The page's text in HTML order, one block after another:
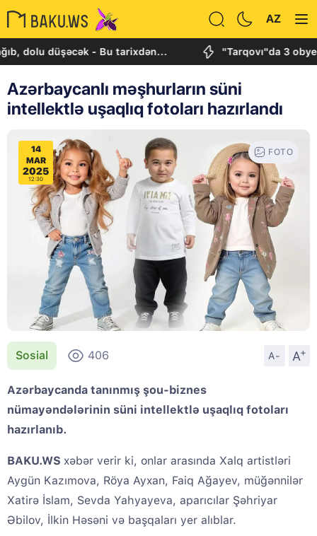
AZ
- Bu tarixdən... "Tarqovı"da 3 obyektdə və
Azərbaycanlı məşhurların süni
intellektlə uşaqlıq fotoları hazırlandı
14
MAR
2025
12:30
FOTO
Sosial 406 A- A
+
Azərbaycanda tanınmış şou-biznes
nümayəndələrinin süni intellektlə uşaqlıq fotoları
hazırlanıb.
BAKU.WS xəbər verir ki, onlar arasında Xalq artistləri
Aygün Kazımova, Röya Ayxan, Faiq Ağayev, müğənnilər
Xatirə İslam, Sevda Yahyayeva, aparıcılar Şəhriyar
Əbilov, İlkin Həsəni və başqaları yer alıblar.